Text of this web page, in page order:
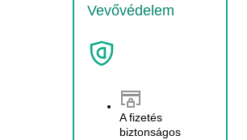
Vevővédelem
A fizetés
biztonságos